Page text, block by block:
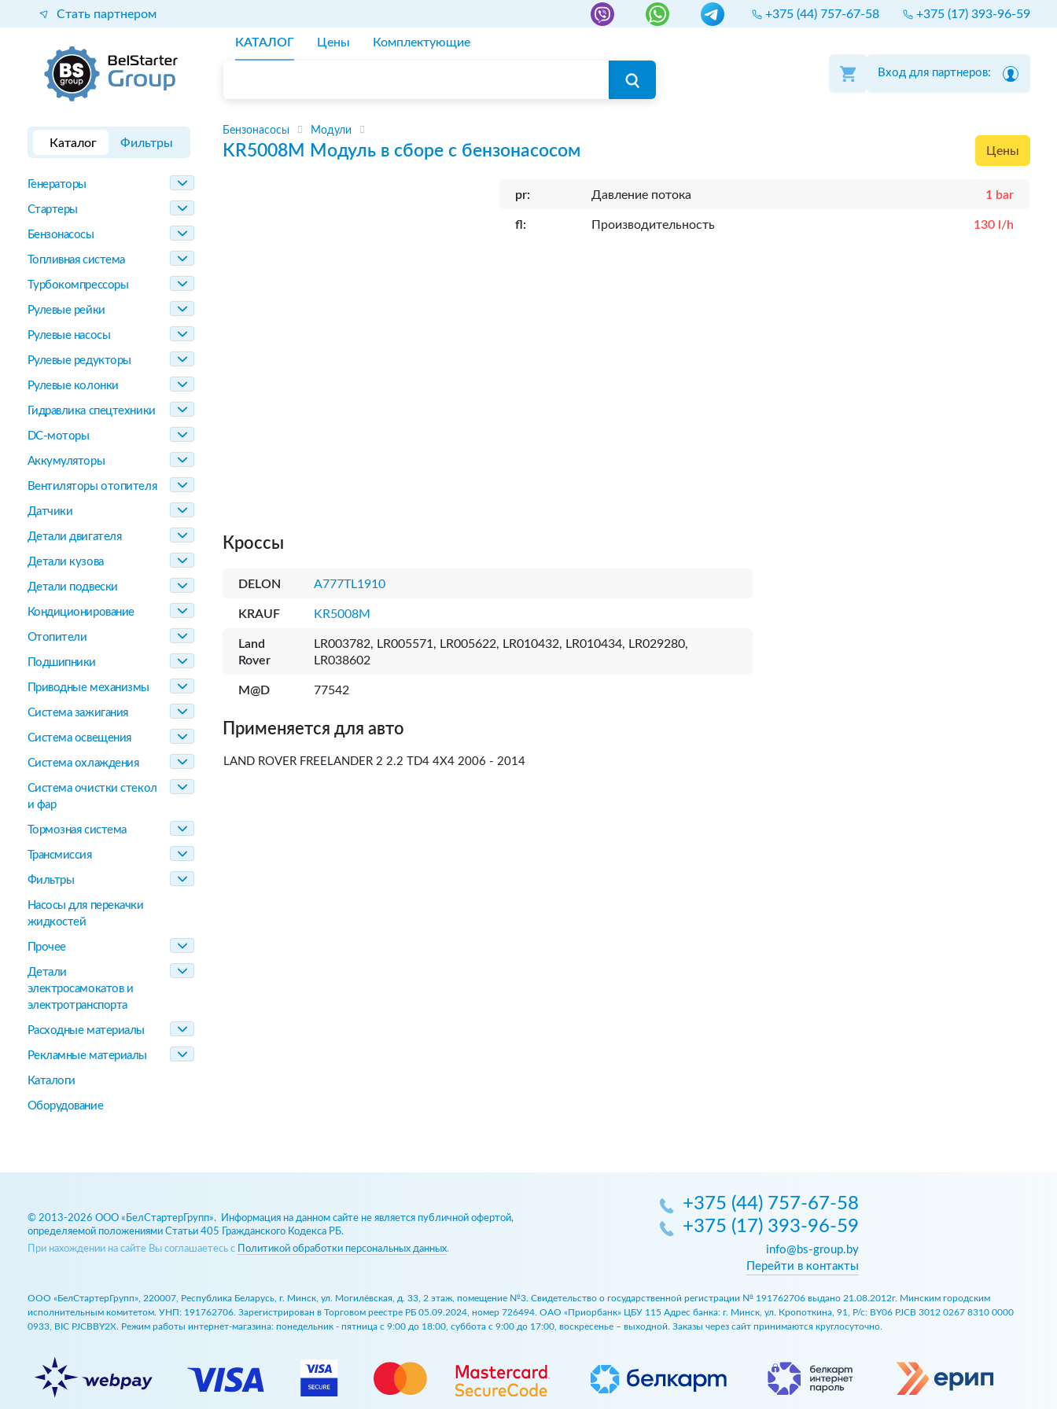
Стать партнером +375 (44) 757-67-58 +375 (17) 393-96-59
КАТАЛОГ Цены Комплектующие
Вход для партнеров:
Каталог Фильтры
Генераторы
Стартеры
Бензонасосы
Топливная система
Турбокомпрессоры
Рулевые рейки
Рулевые насосы
Рулевые редукторы
Рулевые колонки
Гидравлика спецтехники
DC-моторы
Аккумуляторы
Вентиляторы отопителя
Датчики
Детали двигателя
Детали кузова
Детали подвески
Кондиционирование
Отопители
Подшипники
Приводные механизмы
Система зажигания
Система освещения
Система охлаждения
Система очистки стекол
и фар
Тормозная система
Трансмиссия
Фильтры
Насосы для перекачки
жидкостей
Прочее
Детали
электросамокатов и
электротранспорта
Расходные материалы
Рекламные материалы
Каталоги
Оборудование
Бензонасосы Модули
KR5008M Модуль в сборе с бензонасосом Цены
pr: Давление потока 1 bar
fl: Производительность 130 l/h
Кроссы
DELON A777TL1910
KRAUF KR5008M
Land
Rover
LR003782, LR005571, LR005622, LR010432, LR010434, LR029280,
LR038602
M@D 77542
Применяется для авто
LAND ROVER FREELANDER 2 2.2 TD4 4X4 2006 - 2014
© 2013-2026 ООО «БелСтартерГрупп». Информация на данном сайте не является публичной офертой,
определяемой положениями Статьи 405 Гражданского Кодекса РБ.
При нахождении на сайте Вы соглашаетесь с
Политикой обработки персональных данных.
+375 (44) 757-67-58
+375 (17) 393-96-59
info@bs-group.by
Перейти в контакты
ООО «БелСтартерГрупп», 220007, Республика Беларусь, г. Минск, ул. Могилёвская, д. 33, 2 этаж, помещение №3. Свидетельство о государственной регистрации № 191762706 выдано 21.08.2012г. Минским городским
исполнительным комитетом. УНП: 191762706. Зарегистрирован в Торговом реестре РБ 05.09.2024, номер 726494. ОАО «Приорбанк» ЦБУ 115 Адрес банка: г. Минск, ул. Кропоткина, 91, Р/с: BY06 PJCB 3012 0267 8310 0000
0933, BIC PJCBBY2X. Режим работы интернет-магазина: понедельник - пятница с 9:00 до 18:00, суббота с 9:00 до 17:00, воскресенье – выходной. Заказы через сайт принимаются круглосуточно.